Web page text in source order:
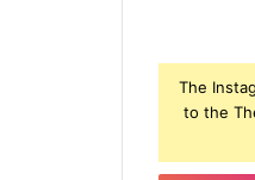
The
to the